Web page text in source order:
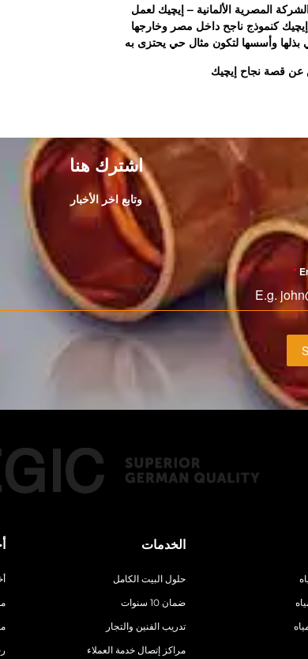
المصرية الألمانية – إيچيك لعمل
إيچيك كنموذج ناجح داخل مصر وخارجها
وأسسها لتكون مثال حي يحتزى به
اشترك هنا
وتابع اخر الأخبار
*
الخدمات
حلول البيت الكامل
ضمان 10 سنوات
تدريب الفنين والتجار
مراكز إتصال خدمة العملاء